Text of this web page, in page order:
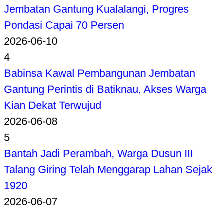
Jembatan Gantung Kualalangi, Progres
Pondasi Capai 70 Persen
2026-06-10
4
Babinsa Kawal Pembangunan Jembatan
Gantung Perintis di Batiknau, Akses Warga
Kian Dekat Terwujud
2026-06-08
5
Bantah Jadi Perambah, Warga Dusun III
Talang Giring Telah Menggarap Lahan Sejak
1920
2026-06-07